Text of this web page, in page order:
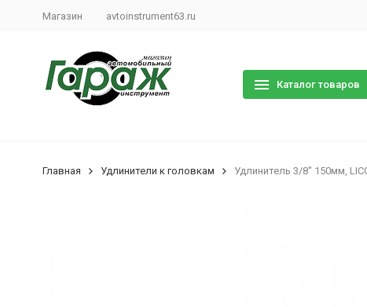
Магазин avtoinstrument63.ru
Каталог товаров
Главная Удлинители к головкам Удлинитель 3/8" 150мм,